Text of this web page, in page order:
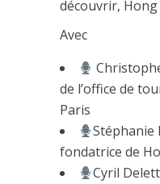
découvrir, Hong
Avec
de l’office de
Paris
Stéphanie
fondatrice de
Cyril